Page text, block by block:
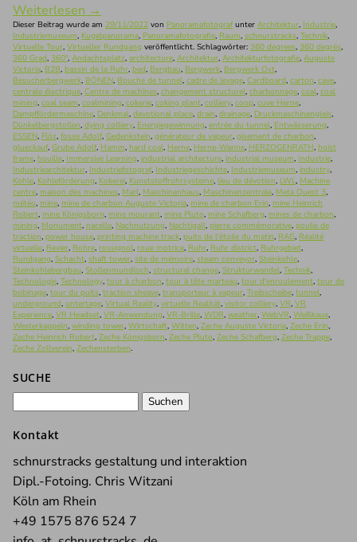
Weiterlesen →
Dieser Beitrag wurde am 29/11/2022 von Panoramafotografunter Architektur, Industrie,
Industriemuseum, Kugelpanorama, Panoramafotografie, Raum, schnurstracks, Technik,
Virtuelle Tour, Virtueller Rundgang veröffentlicht. Schlagwörter: 360 degrees, 360 degrés,
360 Grad, 360°, Andachtsplatz, architecture, Architektur, Architekturfotografie, Auguste
Victoria, B2B, bassin de la Ruhr, bed, Bergbau, Bergwerk, Bergwerk Ost,
Besucherbergwerk, BÖNEN, Bouche de tunnel, cadre de levage, Cardboard, carton, cave,
centrale électrique, Centre de machines, changement structurel, charbonnage, coal, coal
mining, coal seam, coalmining, cokerie, coking plant, colliery, coop, cuve Herne,
Dampffördermaschine, Denkmal, devotional place, drain, drainage, Druckmaschinengleis,
Dünkelbergstollen, dying colliery, Energiegewinnung, entrée du tunnel, Entwässerung,
ESSEN, Flöz, fosse Adolf, Gedenkstein, générateur de vapeur, gisement de charbon,
glueckauf, Grube Adolf, Hamm, hard coal, Herne, Herne-Wanne, HERZOGENRATH, hoist
frame, houille, Immersive Learning, industrial architecture, industrial museum, Industrie,
Industriearchitektur, Industriefotograf, Industriegeschichte, Industriemuseum, industry,
Kohle, Kohleförderung, Kokerei, Kunststoffrohrsysteme, lieu de dévotion, LWL, Machine
centre, maison des machines, Marl, Maschinenhaus, Maschinenzentrale, Meta Quest 3,
météo, mine, mine de charbon Auguste Victoria, mine de charbon Erin, mine Heinrich
Robert, mine Königsborn, mine mourant, mine Pluto, mine Schafberg, mines de charbon,
mining, Monument, nacelle, Nachnutzung, Nachtigall, pierre commémorative, poulie de
traction, power house, printing machine track, puits de l'étoile du matin, RAG, Réalité
virtuelle, Revier, Rohre, rossignol, roue motrice, Ruhr, Ruhr district, Ruhrgebiet,
Rundgang, Schacht, shaft tower, site de mémoire, steam conveyor, Steinkohle,
Steinkohlebergbau, Stollenmundloch, structural change, Strukturwandel, Technik,
Technologie, Technology, tour à charbon, tour à tête marteau, tour d'enroulement, tour de
bobinage, tour du puits, traction sheave, transporteur à vapeur, Treibscheibe, tunnel,
underground, untertage, Virtual Reality, virtuelle Realität, visitor colliery, VR, VR
Experience, VR Headset, VR-Anwendung, VR-Brille, WDR, weather, WebVR, Weißkaue,
Westerkappeln, winding tower, Wirtschaft, Witten, Zeche Auguste Victoria, Zeche Erin,
Zeche Heinrich Robert, Zeche Königsborn, Zeche Pluto, Zeche Schafberg, Zeche Trappe,
Zeche Zollverein, Zechensterben.
SUCHE
Kontakt
schnurstracks gestaltung und interaktion
Dipl.-Fotoing. Chris Witzani
Köln am Rhein
+49 1575 876 524 7